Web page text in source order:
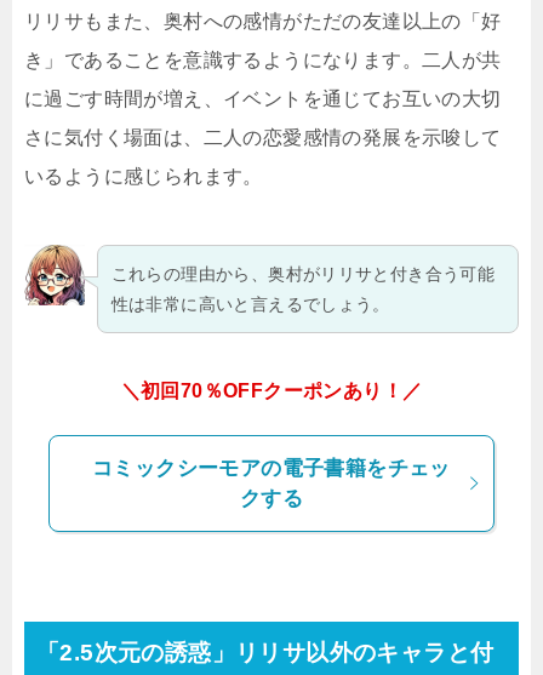
リリサもまた、奥村への感情がただの友達以上の「好
き」であることを意識するようになります。二人が共
に過ごす時間が増え、イベントを通じてお互いの大切
さに気付く場面は、二人の恋愛感情の発展を示唆して
いるように感じられます。
これらの理由から、奥村がリリサと付き合う可能
性は非常に高いと言えるでしょう。
＼初回70％OFFクーポンあり！／
コミックシーモアの電子書籍をチェッ
クする
「2.5次元の誘惑」リリサ以外のキャラと付